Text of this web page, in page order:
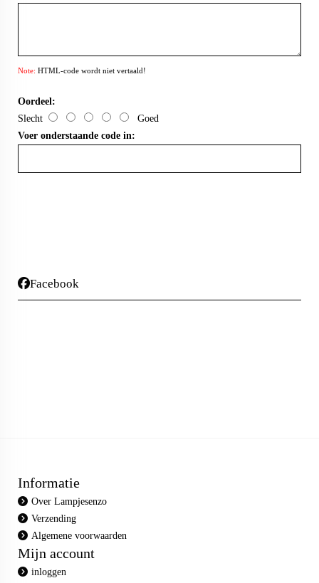
Note: HTML-code wordt niet vertaald!
Oordeel:
Slecht
Goed
Voer onderstaande code in:
Facebook
Informatie
Over Lampjesenzo
Verzending
Algemene voorwaarden
Mijn account
inloggen